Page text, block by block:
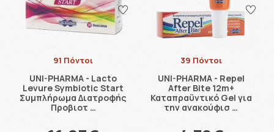
91 Πόντοι
UNI-PHARMA - Lacto
Levure Symbiotic Start
Συμπλήρωμα Διατροφής
Προβιοτ …
39 Πόντοι
UNI-PHARMA - Repel
After Bite 12m+
Καταπραϋντικό Gel για
την ανακούφισ …